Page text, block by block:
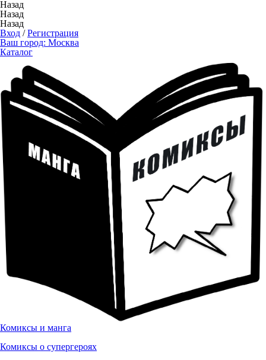
Назад
Назад
Назад
Вход /Регистрация
Ваш город: Москва
Каталог
Комиксы и манга
Комиксы о супергероях